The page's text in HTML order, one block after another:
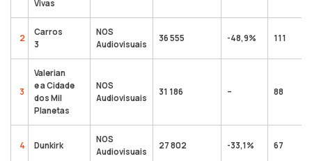
Vivas
2
Carros
3
NOS
Audiovisuais
36 555 -48,9% 111
3
Valerian
e a Cidade
dos Mil
Planetas
NOS
Audiovisuais
31 186 – 88
4 Dunkirk
NOS
Audiovisuais
27 802 -33,1% 67